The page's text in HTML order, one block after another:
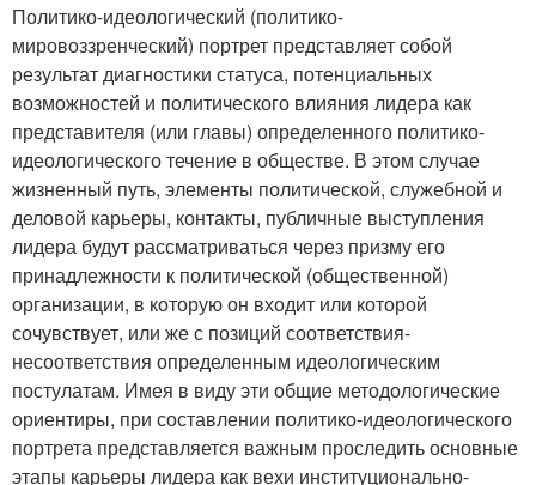
Политико-идеологический (политико-
мировоззренческий) портрет представляет собой
результат диагностики статуса, потенциальных
возможностей и политического влияния лидера как
представителя (или главы) определенного политико-
идеологического течение в обществе. В этом случае
жизненный путь, элементы политической, служебной и
деловой карьеры, контакты, публичные выступления
лидера будут рассматриваться через призму его
принадлежности к политической (общественной)
организации, в которую он входит или которой
сочувствует, или же с позиций соответствия-
несоответствия определенным идеологическим
постулатам. Имея в виду эти общие методологические
ориентиры, при составлении политико-идеологического
портрета представляется важным проследить основные
этапы карьеры лидера как вехи институционально-